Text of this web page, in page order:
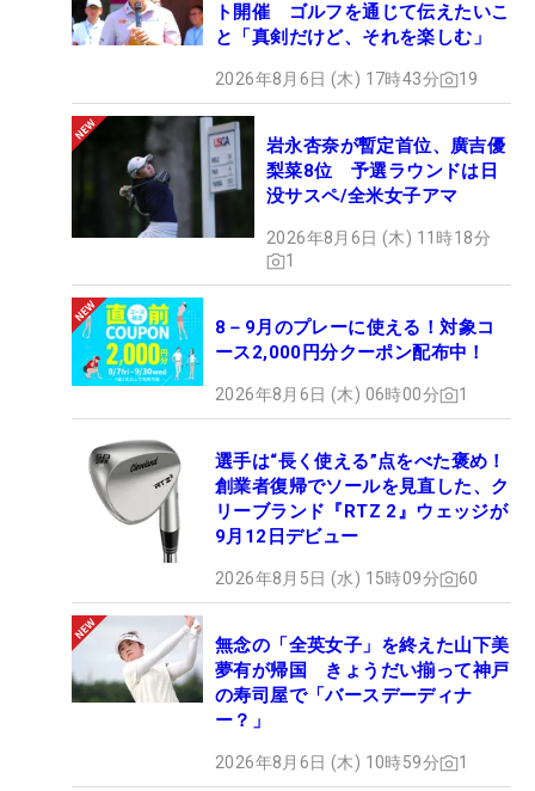
ト開催 ゴルフを通じて伝えたいこ
と「真剣だけど、それを楽しむ」
2026年8月6日 (木) 17時43分 19
岩永杏奈が暫定首位、廣吉優
梨菜8位 予選ラウンドは日
没サスペ/全米女子アマ
2026年8月6日 (木) 11時18分
1
8－9月のプレーに使える！対象コ
ース2,000円分クーポン配布中！
2026年8月6日 (木) 06時00分 1
選手は“長く使える”点をべた褒め！
創業者復帰でソールを見直した、ク
リーブランド『RTZ 2』ウェッジが
9月12日デビュー
2026年8月5日 (水) 15時09分 60
無念の「全英女子」を終えた山下美
夢有が帰国 きょうだい揃って神戸
の寿司屋で「バースデーディナ
ー？」
2026年8月6日 (木) 10時59分 1